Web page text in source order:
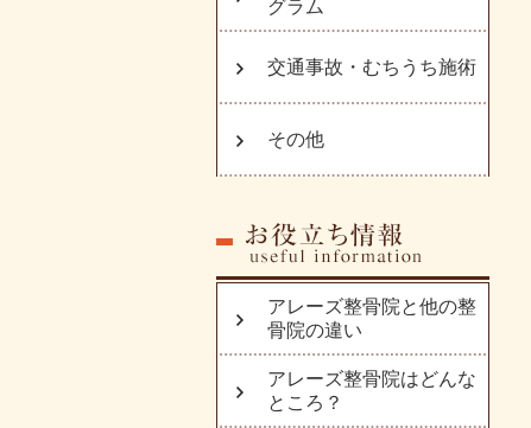
グラム
交通事故・むちうち施術
その他
アレーズ整骨院と他の整
骨院の違い
アレーズ整骨院はどんな
ところ？